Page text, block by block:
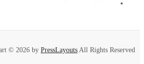
© 2026 by PressLayouts All Rights Reserved.